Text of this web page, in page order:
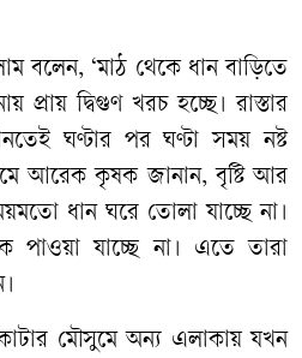
বলেন, ‘মাঠ থেকে ধান বাড়িতে
দ্বিগুণ খরচ হচ্ছে। রাস্তার
ঘণ্টার পর ঘণ্টা সময় নষ্ট
আরেক কৃষক জানান, বৃষ্টি আর
ধান ঘরে তোলা যাচ্ছে না।
পাওয়া যাচ্ছে না। এতে তারা
মৌসুমে অন্য এলাকায় যখন